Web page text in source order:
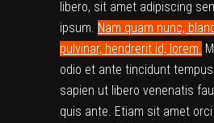
libero, sit amet adipiscing
ipsum. Nam quam nunc,
pulvinar, hendrerit id, lorem.
odio et ante tincidunt
sapien ut libero venenatis
quis ante. Etiam sit amet